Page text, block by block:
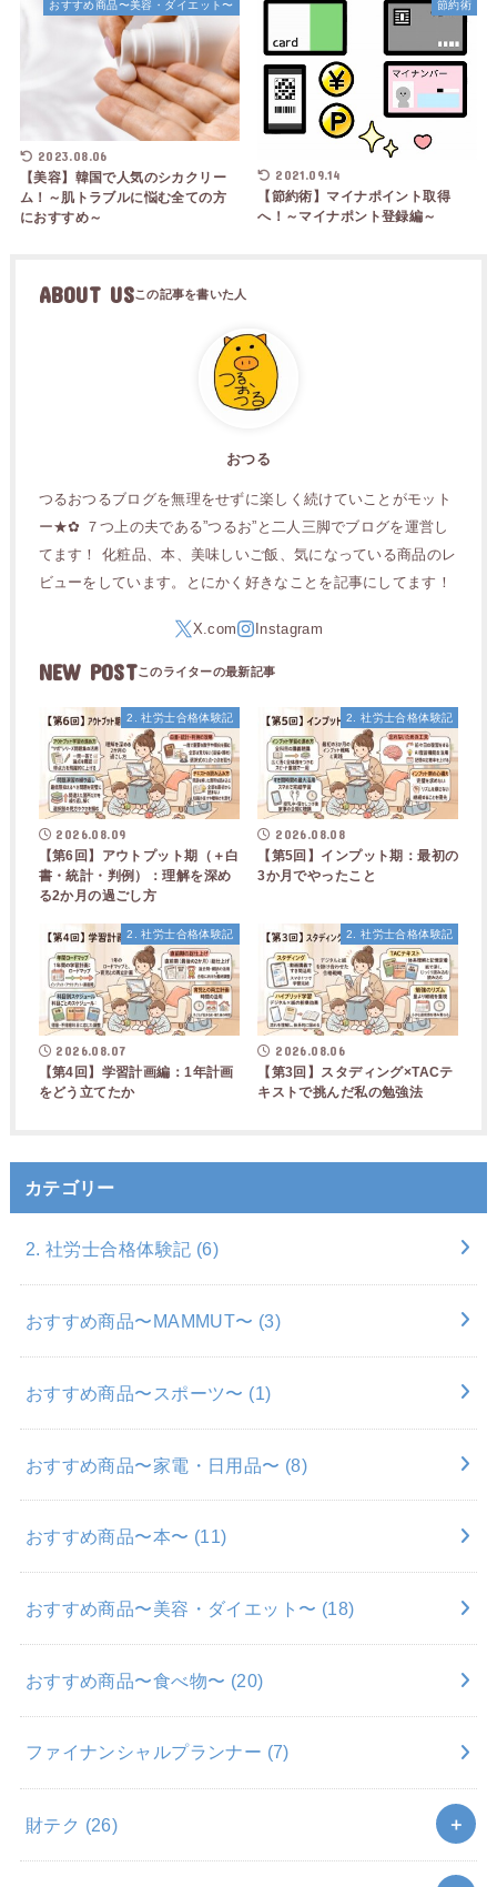
おすすめ商品〜美容・ダイエット〜
2023.08.06
【美容】韓国で人気のシカクリー
ム！～肌トラブルに悩む全ての方
におすすめ～
節約術
2021.09.14
【節約術】マイナポイント取得
へ！～マイナポント登録編～
ABOUT US
おつる
つるおつるブログを無理をせずに楽しく続けていことがモット
ー★✿ ７つ上の夫である”つるお”と二人三脚でブログを運営し
てます！ 化粧品、本、美味しいご飯、気になっている商品のレ
ビューをしています。とにかく好きなことを記事にしてます！
NEW POST
2. 社労士合格体験記
2026.08.09
【第6回】アウトプット期（＋白
書・統計・判例）：理解を深め
る2か月の過ごし方
2. 社労士合格体験記
2026.08.08
【第5回】インプット期：最初の
3か月でやったこと
2. 社労士合格体験記
2026.08.07
【第4回】学習計画編：1年計画
をどう立てたか
2. 社労士合格体験記
2026.08.06
【第3回】スタディング×TACテ
キストで挑んだ私の勉強法
カテゴリー
2. 社労士合格体験記 (6)
おすすめ商品〜MAMMUT〜 (3)
おすすめ商品〜スポーツ〜 (1)
おすすめ商品〜家電・日用品〜 (8)
おすすめ商品〜本〜 (11)
おすすめ商品〜美容・ダイエット〜 (18)
おすすめ商品〜食べ物〜 (20)
ファイナンシャルプランナー (7)
財テク (26)